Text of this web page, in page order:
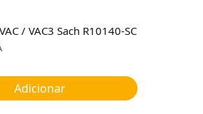
/ VAC3 Sach R10140-SC
Adicionar